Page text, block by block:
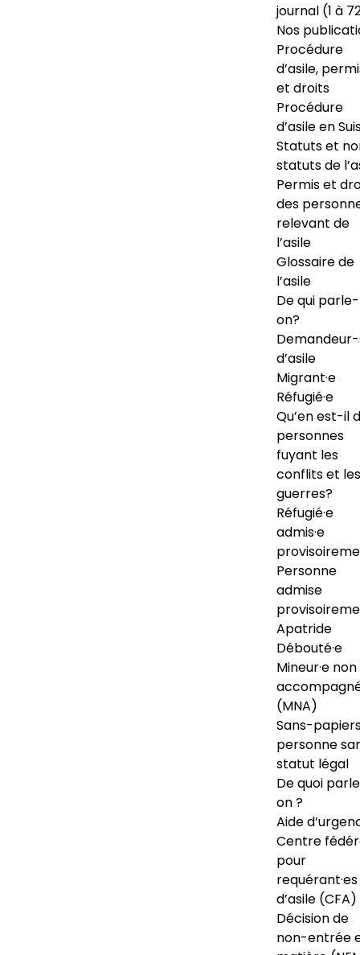
journal (1 à
Nos
Procédure
d’asile,
et droits
Procédure
d’asile en
Statuts et
statuts de
Permis et
des
relevant de
l’asile
Glossaire de
l’asile
De qui
on?
d’asile
Migrant·e
Réfugié·e
Qu’en est-il
personnes
fuyant les
conflits et les
guerres?
Réfugié·e
admis·e
Personne
admise
Apatride
Débouté·e
Mineur·e non
(MNA)
Sans-
personne
statut légal
De quoi
on ?
Aide
Centre
pour
requérant·es
d’asile (CFA)
Décision de
non-entrée